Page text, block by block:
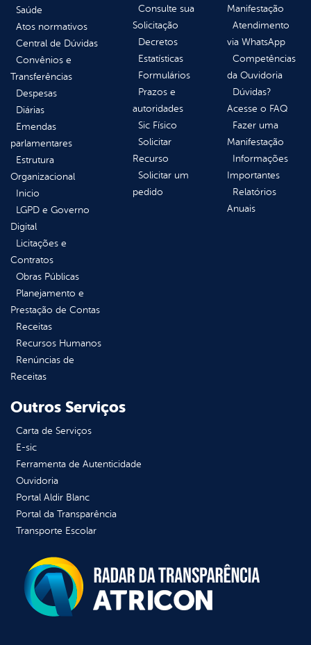
Saúde
Atos normativos
Central de Dúvidas
Convênios e
Transferências
Despesas
Diárias
Emendas
parlamentares
Estrutura
Organizacional
Inicio
LGPD e Governo
Digital
Licitações e
Contratos
Obras Públicas
Planejamento e
Prestação de Contas
Receitas
Recursos Humanos
Renúncias de
Receitas
Consulte sua
Solicitação
Decretos
Estatísticas
Formulários
Prazos e
autoridades
Sic Físico
Solicitar
Recurso
Solicitar um
pedido
Manifestação
Atendimento
via WhatsApp
Competências
da Ouvidoria
Dúvidas?
Acesse o FAQ
Fazer uma
Manifestação
Informações
Importantes
Relatórios
Anuais
Outros Serviços
Carta de Serviços
E-sic
Ferramenta de Autenticidade
Ouvidoria
Portal Aldir Blanc
Portal da Transparência
Transporte Escolar